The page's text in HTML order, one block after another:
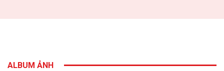
ALBUM ẢNH